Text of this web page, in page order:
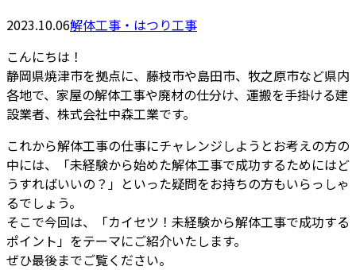
2023.10.06解体工事・はつり工事
こんにちは！
静岡県焼津市を拠点に、藤枝市や島田市、牧之原市など県内
各地で、家屋の解体工事や廃材の仕分け、運搬を手掛ける建
設業者、株式会社中森工業です。
これから解体工事の仕事にチャレンジしようとお考えの方の
中には、「未経験から始めた解体工事で成功するためにはど
うすればいいの？」といった疑問をお持ちの方もいらっしゃ
るでしょう。
そこで今回は、「カイセツ！未経験から解体工事で成功する
ポイント」をテーマにご紹介いたします。
ぜひ最後までご覧ください。